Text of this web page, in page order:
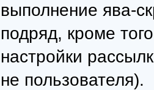
выполнение ява-
подряд, кроме
настройки
не пользователя).